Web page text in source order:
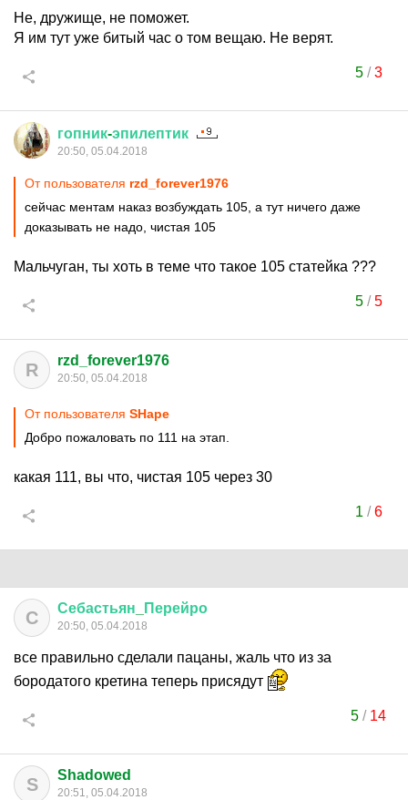
Не, дружище, не поможет.
Я им тут уже битый час о том вещаю. Не верят.
5/3
гопник-эпилептик
20:50, 05.04.2018
От пользователя rzd_forever1976
сейчас ментам наказ возбуждать 105, а тут ничего даже
доказывать не надо, чистая 105
Мальчуган, ты хоть в теме что такое 105 статейка ???
5/5
R rzd_forever1976
20:50, 05.04.2018
От пользователя SHape
Добро пожаловать по 111 на этап.
какая 111, вы что, чистая 105 через 30
1 /6
С Себастьян Перейро
20:50, 05.04.2018
все правильно сделали пацаны, жаль что из за
бородатого кретина теперь присядут
5 / 14
S Shadowed
20:51, 05.04.2018